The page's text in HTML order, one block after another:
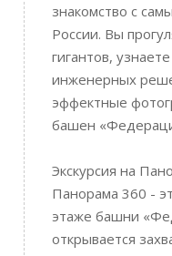
знакомство с
России. Вы
гигантов,
инженерных
эффектные
башен
Экскурсия на
Панорама 360 -
этаже башни
открывается